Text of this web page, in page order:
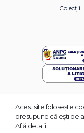
Colecții
© 2026 Grupul
Acest site foloseşte
presupune că eşti de
Află detalii.